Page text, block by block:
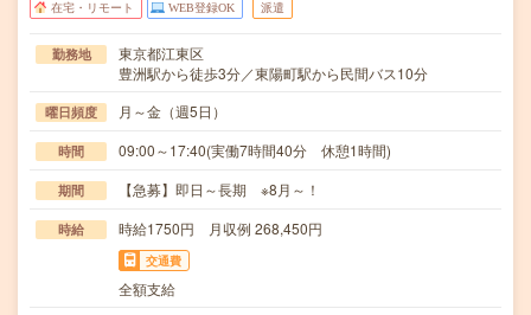
在宅・リモート WEB登録OK 派遣
勤務地
東京都江東区
豊洲駅から徒歩3分／東陽町駅から民間バス10分
曜日頻度 月～金（週5日）
時間 09:00～17:40(実働7時間40分 休憩1時間)
期間 【急募】即日～長期 ※8月～！
時給 時給1750円 月収例 268,450円
交通費
全額支給